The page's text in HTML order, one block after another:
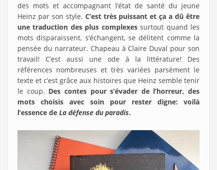
des mots et accompagnant l’état de santé du jeune
Heinz par son style. C’est très puissant et ça a dû être
une traduction des plus complexessurtout quand les
mots disparaissent, s’échangent, se délitent comme la
pensée du narrateur. Chapeau à Claire Duval pour son
travail! C’est aussi une ode à la littérature! Des
références nombreuses et très variées parsèment le
texte et c’est grâce aux histoires que Heinz semble tenir
le coup. Des contes pour s’évader de l’horreur, des
mots choisis avec soin pour rester digne: voilà
l’essence de La défense du paradis.